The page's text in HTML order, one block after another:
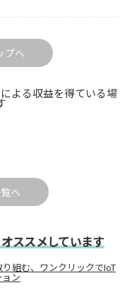
プへ
よる収益を得ている場
へ
ススメしています
組む、ワンクリックでIoT
ン